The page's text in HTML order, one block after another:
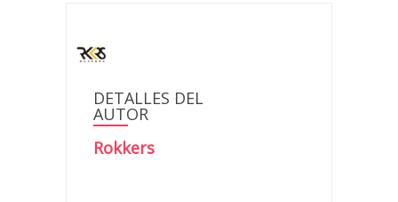
DETALLES DEL
AUTOR
Rokkers